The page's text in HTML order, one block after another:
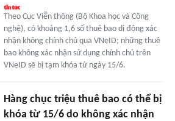
Theo Cục Viễn thông (Bộ Khoa học và Công
nghệ), có khoảng 1,6 số thuê bao di động xác
nhận không chính chủ qua VNeID; những thuê
bao không xác nhận sử dụng chính chủ trên
VNeID sẽ bị tạm khóa từ ngày 15/6.
Hàng chục triệu thuê bao có thể bị
khóa từ 15/6 do không xác nhận